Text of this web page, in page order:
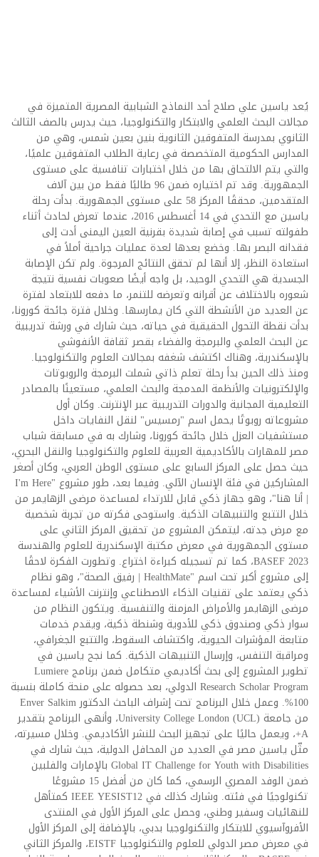
يُعد ياسين علي صلاح أحد النماذج الشبابية المصرية المتميزة في
مجالات البحث العلمي والابتكار والتكنولوجيا، حيث يدرس بالصف الثالث
الثانوي بمدرسة المتفوقين الثانوية بنين بعين شمس، وهي من
المدارس الحكومية المتخصصة في رعاية الطلاب المتفوقين علميًا،
والتي يتم الالتحاق بها من خلال اختبارات تنافسية على مستوى
الجمهورية. وقد تم اختياره ضمن 96 طالبًا فقط من بين آلاف
المتقدمين، محققًا المركز 58 على مستوى الجمهورية. بدأت رحلة
ياسين مع التحدي في 14 أغسطس 2016، عندما تعرض لحادث أثناء
طفولته تسبب في إصابة شديدة بقرنية العين اليمنى أدت إلى
فقدانه البصر بها. وخضع بعدها لعدة عمليات جراحية أملاً في
استعادة النظر، إلا أنها لم تحقق النتائج المرجوة. ولم تكن الإصابة
الجسدية هي التحدي الوحيد، بل واجه أيضًا صعوبات نفسية نتيجة
شعوره بالاختلاف عن أقرانه وتعرضه للتنمر، ما دفعه للابتعاد لفترة
عن العديد من الأنشطة التي كان يمارسها. وخلال فترة جائحة كورونا،
بدأت نقطة التحول الحقيقية في حياته، حيث شارك في ورشة تدريبية
عن البحث العلمي والبرمجة والفضاء بقصر ثقافة الأنفوشي
بالإسكندرية، وهناك اكتشف شغفه بمجالات العلوم والتكنولوجيا.
ومنذ ذلك الحين بدأ رحلة تعلم ذاتي شملت البرمجة والروبوتات
والإلكترونيات والأنظمة المدمجة والبحث العلمي، مستعينًا بالمصادر
التعليمية المجانية والدورات التدريبية عبر الإنترنت. وكان أول
مشروعاته روبوتًا يحمل اسم "رمسيس" لنقل النفايات داخل
مستشفيات العزل خلال جائحة كورونا، وشارك به في مسابقة شباب
مصر للمهارات بالأكاديمية العربية للعلوم والتكنولوجيا والنقل البحري،
حيث حصل على المركز السابع على مستوى الوطن العربي، وكان أصغر
المشاركين في فئة الإنسان الآلي. وفيما بعد، طور مشروع "I'm Here
| أنا هنا"، وهو جهاز ذكي قابل للارتداء لمساعدة مرضى الزهايمر من
خلال التتبع والتنبيهات الذكية. واستوحى فكرته من تجربة شخصية
مع مرض جدته، ليتمكن المشروع من تحقيق المركز الثاني على
مستوى الجمهورية في معرض مكتبة الإسكندرية للعلوم والهندسة
BASEF 2023، كما تم تسجيله كبراءة اختراع. وتطورت الفكرة لاحقًا
إلى مشروع أكبر تحت اسم "HealthMate | رفيق الصحة"، وهو نظام
ذكي يعتمد على تقنيات الذكاء الاصطناعي وإنترنت الأشياء لمساعدة
مرضى الزهايمر والأمراض المزمنة والتنفسية. ويتكون النظام من
سوار ذكي وصندوق ذكي للأدوية وشنطة ذكية، ويقدم خدمات
متابعة المؤشرات الحيوية، واكتشاف السقوط، والتتبع الجغرافي،
ومراقبة التنفس، وإرسال التنبيهات الذكية. كما نجح ياسين في
تطوير المشروع إلى بحث أكاديمي متكامل ضمن برنامج Lumiere
Research Scholar Program الدولي، بعد حصوله على منحة كاملة بنسبة
100%. وعمل خلال البرنامج تحت إشراف الباحث الدكتور Enver Salkim
من جامعة University College London (UCL)، وأنهى البرنامج بتقدير
A+، ويعمل حاليًا على تجهيز البحث للنشر الأكاديمي. وخلال مسيرته،
مثّل ياسين مصر في العديد من المحافل الدولية، حيث شارك في
Global IT Challenge for Youth with Disabilities بالإمارات والفلبين
ضمن الوفد المصري الرسمي، كما كان من أفضل 15 مشروعًا
تكنولوجيًا في فئته. وشارك كذلك في IEEE YESIST12 كمتأهل
للنهائيات وسفير وطني، وحصل على المركز الأول في المنتدى
الأفروآسيوي للابتكار والتكنولوجيا بدبي، بالإضافة إلى المركز الأول
في معرض مصر الدولي للعلوم والتكنولوجيا EISTF، والمركز الثاني